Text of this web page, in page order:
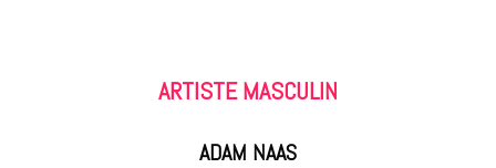
ARTISTE MASCULIN
ADAM NAAS